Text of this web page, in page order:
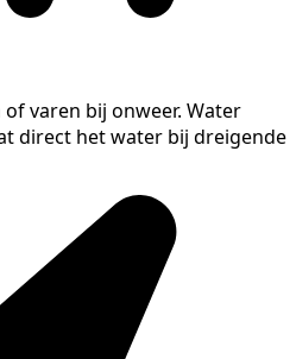
varen bij onweer. Water
direct het water bij dreigende